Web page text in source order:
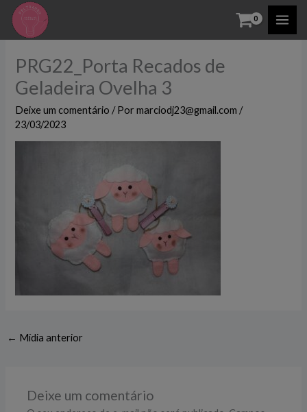
para
conteúdo
PRG22_Porta Recados de
Geladeira Ovelha 3
Deixe um comentário / Pormarciodj23@gmail.com /
23/03/2023
← Mídia anterior
Deixe um comentário